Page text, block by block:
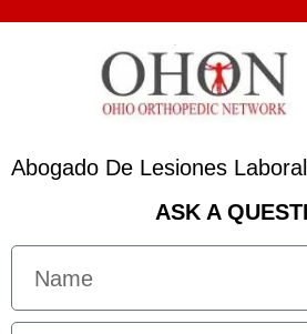
Abogado De Lesiones
ASK A